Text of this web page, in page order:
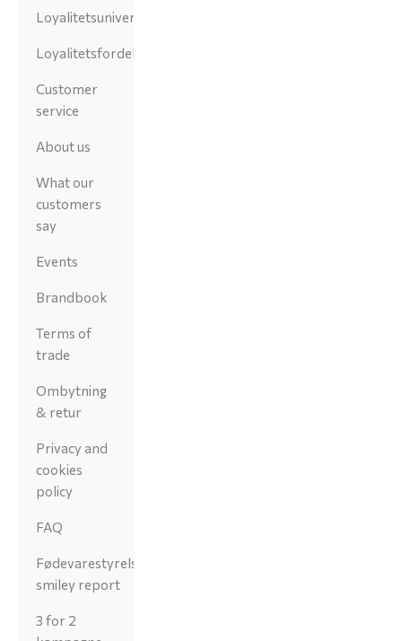
Loyalitetsunivers
Loyalitetsfordele
Customer
service
About us
What our
customers
say
Events
Brandbook
Terms of
trade
Ombytning
& retur
Privacy and
cookies
policy
FAQ
Fødevarestyrelsens
smiley report
3 for 2